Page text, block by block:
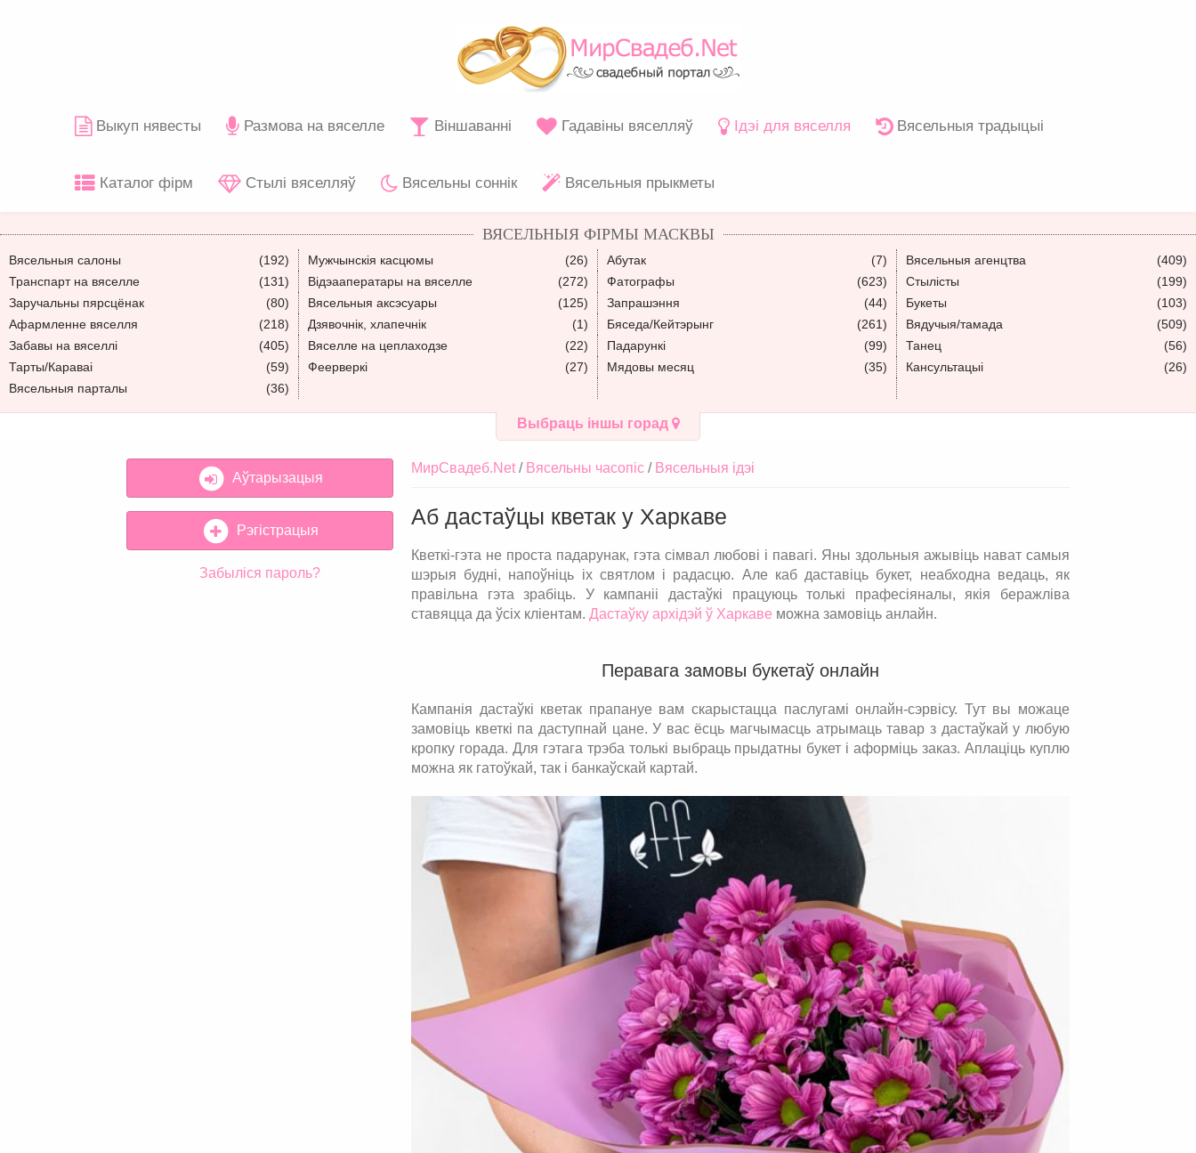
Выкуп нявесты Размова на вяселле Віншаванні Гадавіны вяселляў Ідэі для вяселля Вясельныя традыцыі
Каталог фірм Стылі вяселляў Вясельны соннік Вясельныя прыкметы
ВЯСЕЛЬНЫЯ ФІРМЫ МАСКВЫ
Вясельныя салоны (192) Мужчынскія касцюмы (26) Абутак (7) Вясельныя агенцтва
(409)
Транспарт на вяселле
(131) Відэааператары на вяселле (272) Фатографы (623) Стылісты
(199)
Заручальны пярсцёнак
(80) Вясельныя аксэсуары (125) Запрашэння (44) Букеты
(103)
Афармленне вяселля
(218) Дзявочнік, хлапечнік (1) Бяседа/Кейтэрынг (261) Вядучыя/тамада
(509)
Забавы на вяселлі
(405) Вяселле на цеплаходзе (22) Падарункі (99) Танец
(56)
Тарты/Караваі
(59) Феерверкі (27) Мядовы месяц (35) Кансультацыі
(26)
Вясельныя парталы
(36)
Выбраць іншы горад
МирСвадеб.Net Вясельны часопіс Вясельныя ідэі
Аб дастаўцы кветак у Харкаве
Кветкі-гэта не проста падарунак, гэта сімвал любові і павагі. Яны здольныя ажывіць нават самыя
шэрыя будні, напоўніць іх святлом і радасцю. Але каб даставіць букет, неабходна ведаць, як
правільна гэта зрабіць. У кампаніі дастаўкі працуюць толькі прафесіяналы, якія беражліва
ставяцца да ўсіх кліентам. Дастаўку архідэй ў Харкаве можна замовіць анлайн.
Перавага замовы букетаў онлайн
Кампанія дастаўкі кветак прапануе вам скарыстацца паслугамі онлайн-сэрвісу. Тут вы можаце
замовіць кветкі па даступнай цане. У вас ёсць магчымасць атрымаць тавар з дастаўкай у любую
кропку горада. Для гэтага трэба толькі выбраць прыдатны букет і аформіць заказ. Аплаціць куплю
можна як гатоўкай, так і банкаўскай картай.
Аўтарызацыя
Рэгістрацыя
Забыліся пароль?